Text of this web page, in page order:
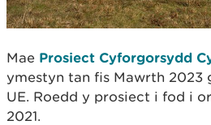
Mae Prosiect Cyforgorsydd
ymestyn tan fis Mawrth 2023
UE. Roedd y prosiect i fod i
2021.